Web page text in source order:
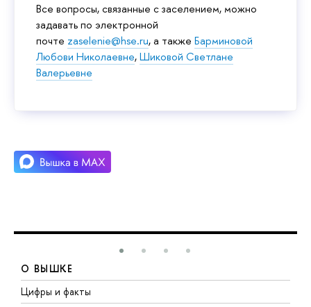
Все вопросы, связанные с заселением, можно
задавать по электронной
почте zaselenie@hse.ru, а также Барминовой
Любови Николаевне,Шиковой Светлане
Валерьевне
О ВЫШКЕ
Цифры и факты